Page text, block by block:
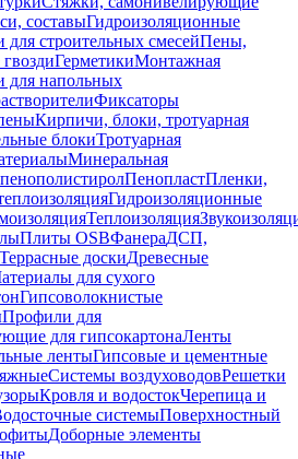
составыГидроизоляционные
для строительных смесейПены,
ГерметикиМонтажная
для напольных
Фиксаторы
Кирпичи, блоки, тротуарная
блокиТротуарная
Минеральная
ПенопластПленки,
Гидроизоляционные
Теплоизоляция
Плиты OSBФанераДСП,
Террасные доскиДревесные
для сухого
Гипсоволокнистые
Профили для
для гипсокартонаЛенты
лентыГипсовые и цементные
Системы воздуховодовРешетки
Кровля и водостокЧерепица и
системыПоверхностный
Доборные элементы